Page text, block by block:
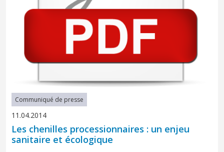
Communiqué de presse
11.04.2014
Les chenilles processionnaires : un enjeu
sanitaire et écologique